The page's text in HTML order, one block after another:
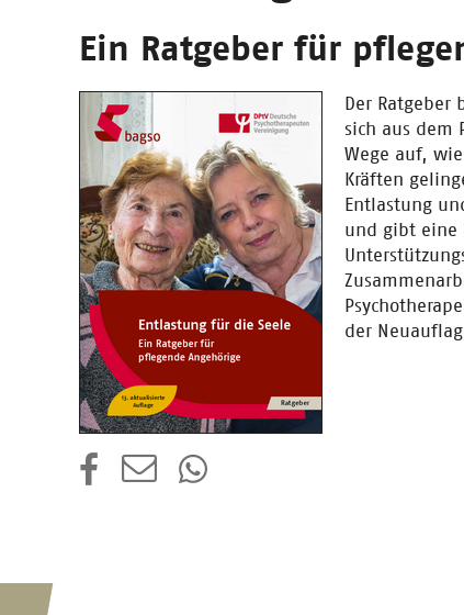
Ein Ratgeber für
Der Ratgeber
sich aus dem
Wege auf,
Kräften
Entlastung
und gibt eine
der